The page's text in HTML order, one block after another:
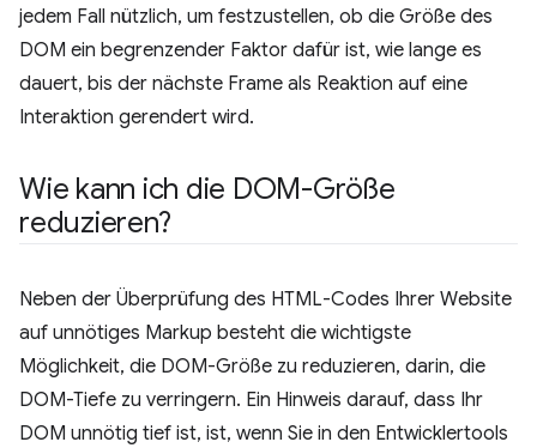
jedem Fall nützlich, um festzustellen, ob die Größe des
DOM ein begrenzender Faktor dafür ist, wie lange es
dauert, bis der nächste Frame als Reaktion auf eine
Interaktion gerendert wird.
Wie kann ich die DOM-Größe
reduzieren?
Neben der Überprüfung des HTML-Codes Ihrer Website
auf unnötiges Markup besteht die wichtigste
Möglichkeit, die DOM-Größe zu reduzieren, darin, die
DOM-Tiefe zu verringern. Ein Hinweis darauf, dass Ihr
DOM unnötig tief ist, ist, wenn Sie in den Entwicklertools